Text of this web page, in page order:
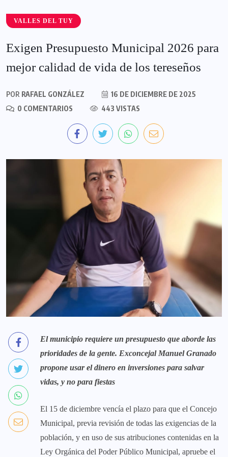
VALLES DEL TUY
Exigen Presupuesto Municipal 2026 para
mejor calidad de vida de los tereseños
POR RAFAEL GONZÁLEZ
16 DE DICIEMBRE DE 2025
0 COMENTARIOS
443 VISTAS
El municipio requiere un presupuesto que aborde las
prioridades de la gente. Exconcejal Manuel Granado
propone usar el dinero en inversiones para salvar
vidas, y no para fiestas
El 15 de diciembre vencía el plazo para que el Concejo
Municipal, previa revisión de todas las exigencias de la
población, y en uso de sus atribuciones contenidas en la
Ley Orgánica del Poder Público Municipal, apruebe el